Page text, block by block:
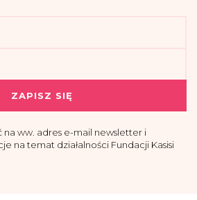
ZAPISZ SIĘ
na ww. adres e-mail newsletter i
na temat działalności Fundacji Kasisi